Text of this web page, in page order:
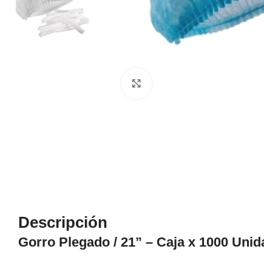
Descripción
Gorro Plegado / 21” – Caja x 1000